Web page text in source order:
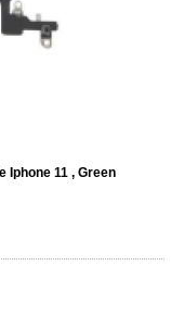
Iphone 11 , Green